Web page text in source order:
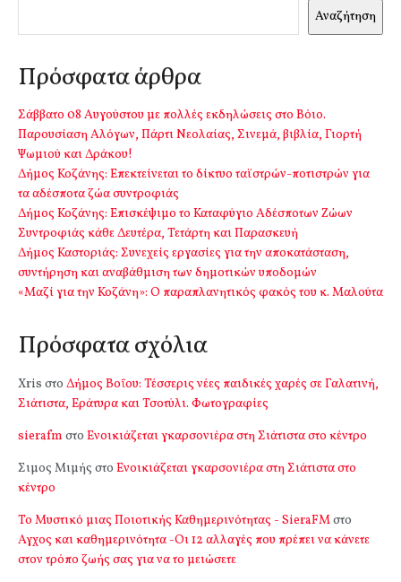
Αναζήτηση
Πρόσφατα άρθρα
Σάββατο 08 Αυγούστου με πολλές εκδηλώσεις στο Βόιο.
Παρουσίαση Αλόγων, Πάρτι Νεολαίας, Σινεμά, βιβλία, Γιορτή
Ψωμιού και Δράκου!
Δήμος Κοζάνης: Επεκτείνεται το δίκτυο ταϊστρών-ποτιστρών για
τα αδέσποτα ζώα συντροφιάς
Δήμος Κοζάνης: Επισκέψιμο το Καταφύγιο Αδέσποτων Ζώων
Συντροφιάς κάθε Δευτέρα, Τετάρτη και Παρασκευή
Δήμος Καστοριάς: Συνεχείς εργασίες για την αποκατάσταση,
συντήρηση και αναβάθμιση των δημοτικών υποδομών
«Μαζί για την Κοζάνη»: Ο παραπλανητικός φακός του κ. Μαλούτα
Πρόσφατα σχόλια
Xris στο Δήμος Βοΐου: Τέσσερις νέες παιδικές χαρές σε Γαλατινή,
Σιάτιστα, Εράτυρα και Τσοτύλι. Φωτογραφίες
sierafm στο Ενοικιάζεται γκαρσονιέρα στη Σιάτιστα στο κέντρο
Σιμος Μιμής στο Ενοικιάζεται γκαρσονιέρα στη Σιάτιστα στο
κέντρο
Το Μυστικό μιας Ποιοτικής Καθημερινότητας - SieraFMστο
Αγχος και καθημερινότητα -Οι 12 αλλαγές που πρέπει να κάνετε
στον τρόπο ζωής σας για να το μειώσετε